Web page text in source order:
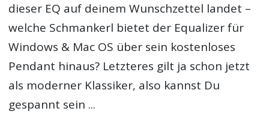
dieser EQ auf deinem Wunschzettel landet –
welche Schmankerl bietet der Equalizer für
Windows & Mac OS über sein kostenloses
Pendant hinaus? Letzteres gilt ja schon jetzt
als moderner Klassiker, also kannst Du
gespannt sein ...